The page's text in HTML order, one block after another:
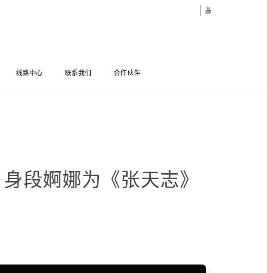
线路中心 联系我们 合作伙伴
段婀娜为《张天志》